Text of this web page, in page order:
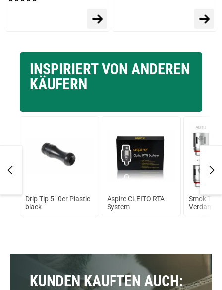
INSPIRIERT VON ANDEREN
KÄUFERN
Drip Tip 510er Plastic
black
Aspire CLEITO RTA
System
Smok
KUNDEN KAUFTEN AUCH: